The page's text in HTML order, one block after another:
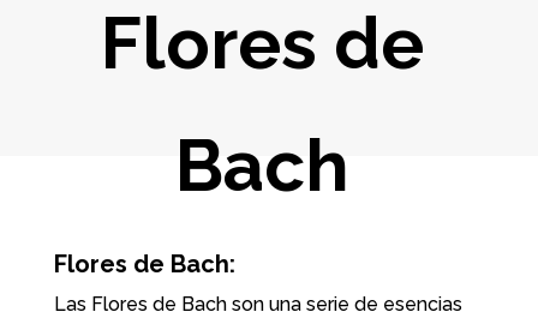
Flores de
Bach
Flores de Bach:
Las Flores de Bach son una serie de esencias